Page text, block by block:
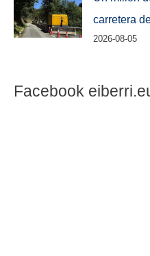
carretera
2026-08-05
Facebook